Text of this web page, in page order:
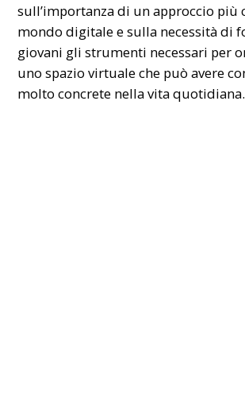
sull’importanza di un approccio più
mondo digitale e sulla necessità di
giovani gli strumenti necessari per
uno spazio virtuale che può avere
molto concrete nella vita quotidiana.